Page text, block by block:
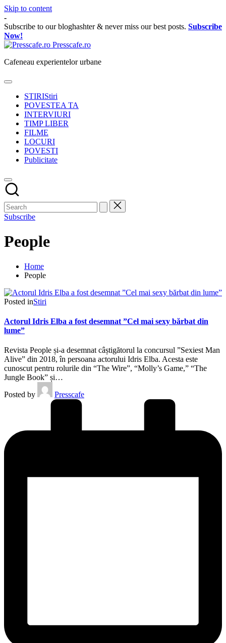
Skip to content
-
Subscribe to our bloghashter & never miss our best posts. Subscribe
Now!
Presscafe.ro
Cafeneau experientelor urbane
STIRIStiri
POVESTEA TA
INTERVIURI
TIMP LIBER
FILME
LOCURI
POVESTI
Publicitate
Subscribe
People
Home
People
Posted inStiri
Actorul Idris Elba a fost desemnat ”Cel mai sexy bărbat din
lume”
Revista People și-a desemnat câștigătorul la concursul ”Sexiest Man
Alive” din 2018, în persoana actorului Idris Elba. Acesta este
cunoscut pentru rolurile din “The Wire”, “Molly’s Game,” “The
Jungle Book” și…
Posted by
Presscafe